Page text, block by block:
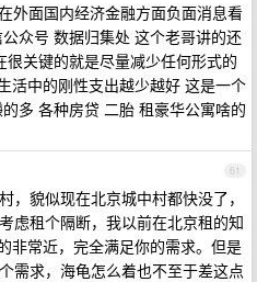
外面国内经济金融方面负面消息看
众号 数据归集处 这个老哥讲的还
关键的就是尽量减少任何形式的
活中的刚性支出越少越好 这是一个
多 各种房贷 二胎 租豪华公寓啥的
61
，貌似现在北京城中村都快没了，
虑租个隔断，我以前在北京租的知
非常近，完全满足你的需求。但是
需求，海龟怎么着也不至于差这点